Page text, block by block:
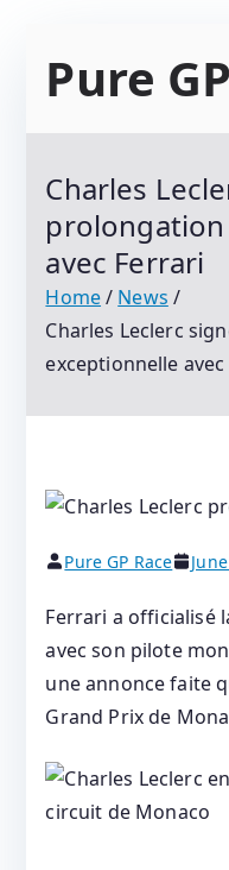
Pure
Tous Les
Résultats Et
Charles
avec Ferrari
Home
News
Charles Leclerc
exceptionnelle
Pure GP Race
Ferrari a officialisé
avec son pilote
une annonce faite
Grand Prix de